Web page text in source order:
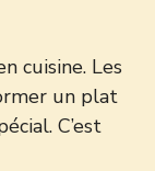
cuisine. Les
un plat
C’est